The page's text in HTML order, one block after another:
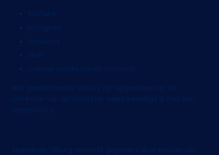
YouTube
Instagram
Facebook
Overige sociale media accounts
Niet gepubliceerde video’s zijn opgeslagen op de
computer van de voorzitter welke beveiligd is met een
wachtwoord.
Speedway-Tilburg verwerkt gegevens door middel van